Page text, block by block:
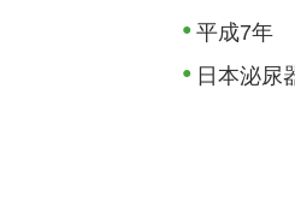
平成7年
日本泌尿